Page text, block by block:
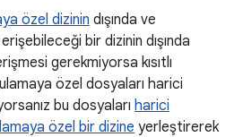
özel dizinin dışında ve
bir dizinin dışında
gerekmiyorsa kısıtlı
özel dosyaları harici
bu dosyaları harici
özel bir dizine yerleştirerek